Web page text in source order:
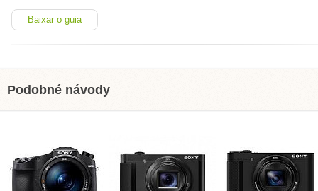
Baixar o guia
Podobné návody